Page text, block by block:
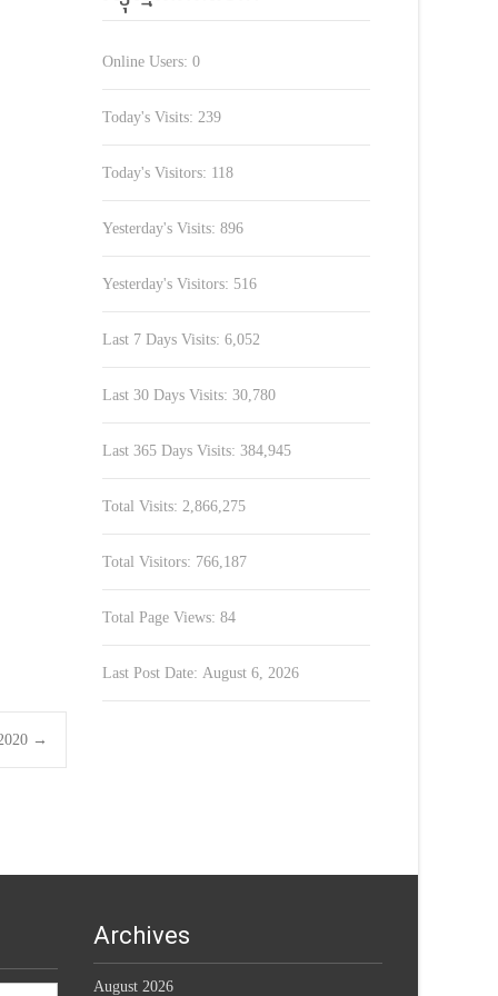
→
Online Users: 0
Today's Visits: 239
Today's Visitors: 118
Yesterday's Visits: 896
Yesterday's Visitors: 516
Last 7 Days Visits: 6,052
Last 30 Days Visits: 30,780
Last 365 Days Visits: 384,945
Total Visits: 2,866,275
Total Visitors: 766,187
Total Page Views: 84
Last Post Date: August 6, 2026
Archives
August 2026